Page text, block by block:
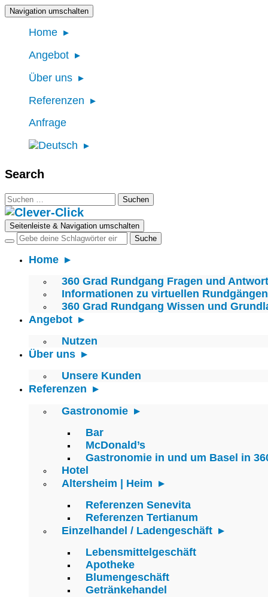
Navigation umschalten
Home
Angebot
Über uns
Referenzen
Anfrage
Search
Suchen
nach:
Seitenleiste & Navigation umschalten
Home
360 Grad Rundgang Fragen und
Informationen zu virtuellen Rundgängen
360 Grad Rundgang Wissen und
Angebot
Nutzen
Über uns
Unsere Kunden
Referenzen
Gastronomie
Bar
McDonald’s
Gastronomie in und um Basel in
Hotel
Altersheim | Heim
Referenzen Senevita
Referenzen Tertianum
Einzelhandel / Ladengeschäft
Lebensmittelgeschäft
Apotheke
Blumengeschäft
Getränkehandel